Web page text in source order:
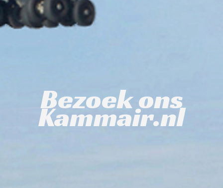
Bezoek ons
Kammair.nl